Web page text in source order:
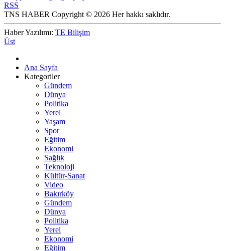
RSS
TNS HABER Copyright © 2026 Her hakkı saklıdır.
Haber Yazılımı: TE Bilişim
Üst
Ana Sayfa
Kategoriler
Gündem
Dünya
Politika
Yerel
Yaşam
Spor
Eğitim
Ekonomi
Sağlık
Teknoloji
Kültür-Sanat
Video
Bakırköy
Gündem
Dünya
Politika
Yerel
Ekonomi
Eğitim